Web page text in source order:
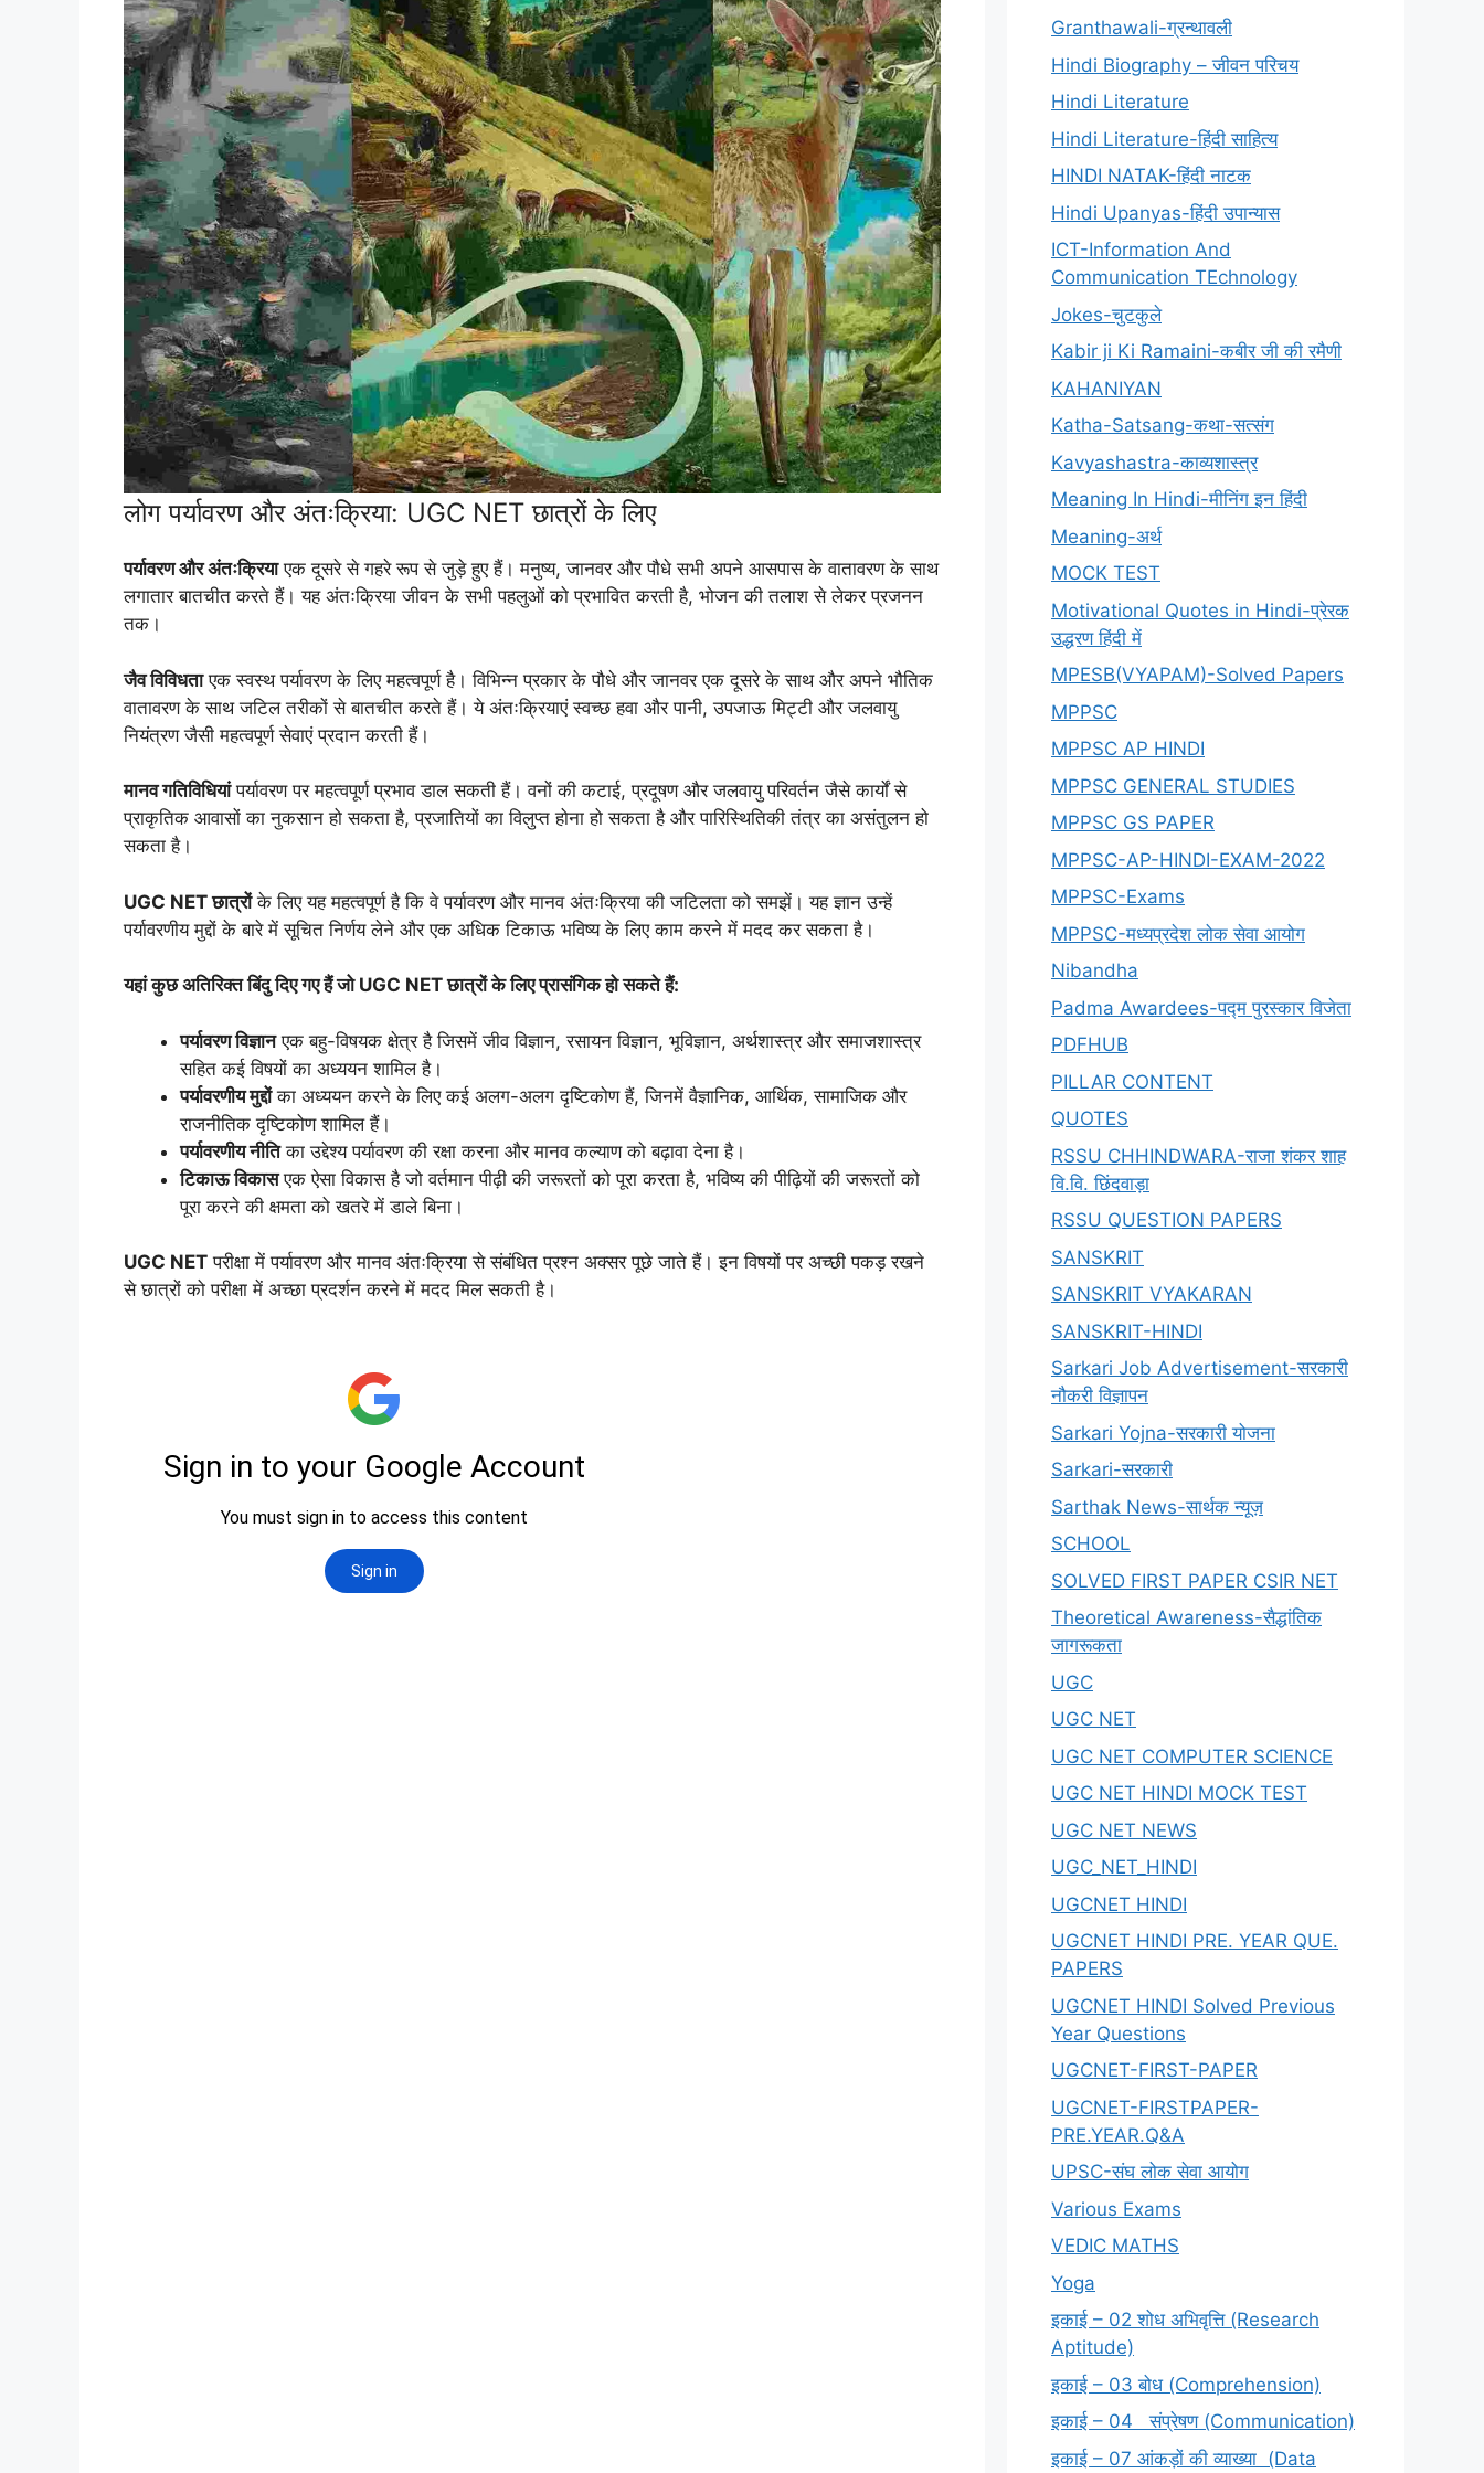
लोग पर्यावरण और अंतःक्रिया: UGC NET छात्रों के लिए
पर्यावरण और अंतःक्रियाएक दूसरे से गहरे रूप से जुड़े हुए हैं। मनुष्य, जानवर और पौधे सभी अपने आसपास के वातावरण के साथ
लगातार बातचीत करते हैं। यह अंतःक्रिया जीवन के सभी पहलुओं को प्रभावित करती है, भोजन की तलाश से लेकर प्रजनन
तक।
जैव विविधताएक स्वस्थ पर्यावरण के लिए महत्वपूर्ण है। विभिन्न प्रकार के पौधे और जानवर एक दूसरे के साथ और अपने भौतिक
वातावरण के साथ जटिल तरीकों से बातचीत करते हैं। ये अंतःक्रियाएं स्वच्छ हवा और पानी, उपजाऊ मिट्टी और जलवायु
नियंत्रण जैसी महत्वपूर्ण सेवाएं प्रदान करती हैं।
मानव गतिविधियांपर्यावरण पर महत्वपूर्ण प्रभाव डाल सकती हैं। वनों की कटाई, प्रदूषण और जलवायु परिवर्तन जैसे कार्यों से
प्राकृतिक आवासों का नुकसान हो सकता है, प्रजातियों का विलुप्त होना हो सकता है और पारिस्थितिकी तंत्र का असंतुलन हो
सकता है।
UGC NET छात्रोंके लिए यह महत्वपूर्ण है कि वे पर्यावरण और मानव अंतःक्रिया की जटिलता को समझें। यह ज्ञान उन्हें
पर्यावरणीय मुद्दों के बारे में सूचित निर्णय लेने और एक अधिक टिकाऊ भविष्य के लिए काम करने में मदद कर सकता है।
यहां कुछ अतिरिक्त बिंदु दिए गए हैं जो UGC NET छात्रों के लिए प्रासंगिक हो सकते हैं:
पर्यावरण विज्ञानएक बहु-विषयक क्षेत्र है जिसमें जीव विज्ञान, रसायन विज्ञान, भूविज्ञान, अर्थशास्त्र और समाजशास्त्र
सहित कई विषयों का अध्ययन शामिल है।
पर्यावरणीय मुद्दोंका अध्ययन करने के लिए कई अलग-अलग दृष्टिकोण हैं, जिनमें वैज्ञानिक, आर्थिक, सामाजिक और
राजनीतिक दृष्टिकोण शामिल हैं।
पर्यावरणीय नीतिका उद्देश्य पर्यावरण की रक्षा करना और मानव कल्याण को बढ़ावा देना है।
टिकाऊ विकासएक ऐसा विकास है जो वर्तमान पीढ़ी की जरूरतों को पूरा करता है, भविष्य की पीढ़ियों की जरूरतों को
पूरा करने की क्षमता को खतरे में डाले बिना।
UGC NET परीक्षा में पर्यावरण और मानव अंतःक्रिया से संबंधित प्रश्न अक्सर पूछे जाते हैं। इन विषयों पर अच्छी पकड़ रखने
से छात्रों को परीक्षा में अच्छा प्रदर्शन करने में मदद मिल सकती है।
Granthawali-ग्रन्थावली
Hindi Biography – जीवन परिचय
Hindi Literature
Hindi Literature-हिंदी साहित्य
HINDI NATAK-हिंदी नाटक
Hindi Upanyas-हिंदी उपान्यास
ICT-Information And
Communication TEchnology
Jokes-चुटकुले
Kabir ji Ki Ramaini-कबीर जी की रमैणी
KAHANIYAN
Katha-Satsang-कथा-सत्संग
Kavyashastra-काव्यशास्त्र
Meaning In Hindi-मीनिंग इन हिंदी
Meaning-अर्थ
MOCK TEST
Motivational Quotes in Hindi-प्रेरक
उद्धरण हिंदी में
MPESB(VYAPAM)-Solved Papers
MPPSC
MPPSC AP HINDI
MPPSC GENERAL STUDIES
MPPSC GS PAPER
MPPSC-AP-HINDI-EXAM-2022
MPPSC-Exams
MPPSC-मध्यप्रदेश लोक सेवा आयोग
Nibandha
Padma Awardees-पद्म पुरस्कार विजेता
PDFHUB
PILLAR CONTENT
QUOTES
RSSU CHHINDWARA-राजा शंकर शाह
वि.वि. छिंदवाड़ा
RSSU QUESTION PAPERS
SANSKRIT
SANSKRIT VYAKARAN
SANSKRIT-HINDI
Sarkari Job Advertisement-सरकारी
नौकरी विज्ञापन
Sarkari Yojna-सरकारी योजना
Sarkari-सरकारी
Sarthak News-सार्थक न्यूज़
SCHOOL
SOLVED FIRST PAPER CSIR NET
Theoretical Awareness-सैद्धांतिक
जागरूकता
UGC
UGC NET
UGC NET COMPUTER SCIENCE
UGC NET HINDI MOCK TEST
UGC NET NEWS
UGC_NET_HINDI
UGCNET HINDI
UGCNET HINDI PRE. YEAR QUE.
PAPERS
UGCNET HINDI Solved Previous
Year Questions
UGCNET-FIRST-PAPER
UGCNET-FIRSTPAPER-
PRE.YEAR.Q&A
UPSC-संघ लोक सेवा आयोग
Various Exams
VEDIC MATHS
Yoga
इकाई – 02 शोध अभिवृत्ति (Research
Aptitude)
इकाई – 03 बोध (Comprehension)
इकाई – 04 संप्रेषण (Communication)
इकाई – 07 आंकड़ों की व्याख्या (Data